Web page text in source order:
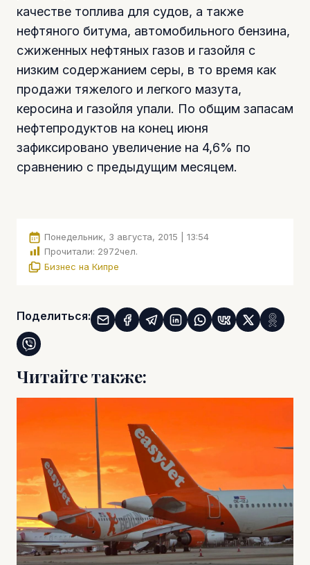
качестве топлива для судов, а также
нефтяного битума, автомобильного бензина,
сжиженных нефтяных газов и газойля с
низким содержанием серы, в то время как
продажи тяжелого и легкого мазута,
керосина и газойля упали. По общим запасам
нефтепродуктов на конец июня
зафиксировано увеличение на 4,6% по
сравнению с предыдущим месяцем.
Понедельник, 3 августа, 2015 | 13:54
Прочитали: 2972чел.
Бизнес на Кипре
Поделиться:
Читайте также: